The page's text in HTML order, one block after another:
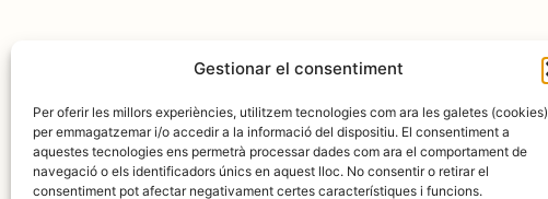
Gestionar el consentiment
Per oferir les millors experiències, utilitzem tecnologies com ara les galetes (cookies)
per emmagatzemar i/o accedir a la informació del dispositiu. El consentiment a
aquestes tecnologies ens permetrà processar dades com ara el comportament de
navegació o els identificadors únics en aquest lloc. No consentir o retirar el
consentiment pot afectar negativament certes característiques i funcions.
Amb la col·laboració de: